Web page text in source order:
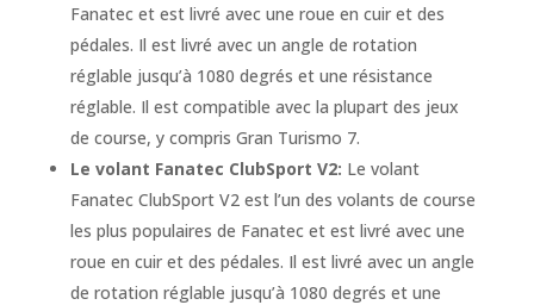
Fanatec et est livré avec une roue en cuir et des
pédales. Il est livré avec un angle de rotation
réglable jusqu’à 1080 degrés et une résistance
réglable. Il est compatible avec la plupart des jeux
de course, y compris Gran Turismo 7.
Le volant Fanatec ClubSport V2: Le volant
Fanatec ClubSport V2 est l’un des volants de course
les plus populaires de Fanatec et est livré avec une
roue en cuir et des pédales. Il est livré avec un angle
de rotation réglable jusqu’à 1080 degrés et une